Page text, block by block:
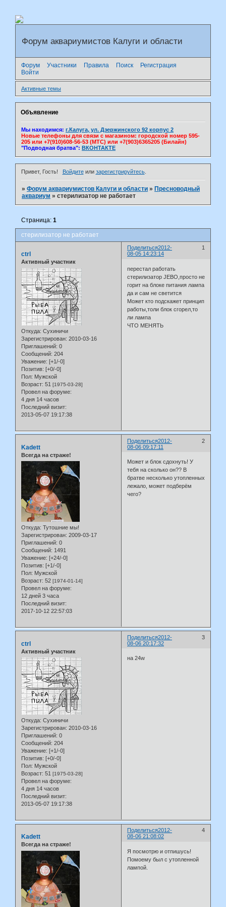
Форум аквариумистов Калуги и области
Форум Участники Правила Поиск
Регистрация
Войти
Активные темы
Объявление
Мы находимся: г.Калуга, ул. Дзержинского 92 корпус 2
Новые телефоны для связи с магазином: городской номер 595-
205 или +7(910)608-56-53 (МТС) или +7(903)6365205 (Билайн)
"Подводная братва": ВКОНТАКТЕ
Привет, Гость! Войдитеили зарегистрируйтесь.
»Форум аквариумистов Калуги и области » Пресноводный
аквариум »стерилизатор не работает
стерилизатор не работает
Страница:1
Поделиться 1
2012-
08-05 14:23:14
ctrl
Активный участник
Откуда: Сухиничи
Зарегистрирован: 2010-03-16
Приглашений: 0
Сообщений: 204
Уважение: [+1/-0]
Позитив: [+0/-0]
Пол: Мужской
Возраст: 51 [1975-03-28]
Провел на форуме:
4 дня 14 часов
Последний визит:
2013-05-07 19:17:38
перестал работать
стерилизатор JEBO,просто не
горит на блоке питания лампа
да и сам не светится
Может кто подскажет принцип
работы,толи блок сгорел,то
ли лампа
ЧТО МЕНЯТЬ
Поделиться 2
2012-
08-06 09:17:11
Kadett
Всегда на страже!
Откуда: Тутошние мы!
Зарегистрирован: 2009-03-17
Приглашений: 0
Сообщений: 1491
Уважение: [+24/-0]
Позитив: [+1/-0]
Пол: Мужской
Возраст: 52 [1974-01-14]
Провел на форуме:
12 дней 3 часа
Последний визит:
2017-10-12 22:57:03
Может и блок сдохнуть! У
тебя на сколько он?? В
братве несколько утопленных
лежало, может подберём
чего?
Поделиться 3
2012-
08-06 20:17:32
ctrl
Активный участник
Откуда: Сухиничи
Зарегистрирован: 2010-03-16
Приглашений: 0
Сообщений: 204
Уважение: [+1/-0]
Позитив: [+0/-0]
Пол: Мужской
Возраст: 51 [1975-03-28]
Провел на форуме:
4 дня 14 часов
Последний визит:
2013-05-07 19:17:38
на 24w
Поделиться 4
2012-
08-06 21:08:02
Kadett
Всегда на страже!
Я посмотрю и отпишусь!
Помоему был с утопленной
лампой.